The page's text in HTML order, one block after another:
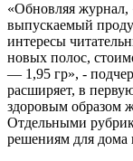
«Обновляя журнал,
выпускаемый
интересы
новых полос,
— 1,95 гр», -
расширяет, в
здоровым образом
Отдельными
решениям для дома